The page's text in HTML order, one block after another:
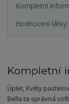
Kompletní
Hodnocení látky:
Kompletní
Úplet, Květy
Bella ta správná